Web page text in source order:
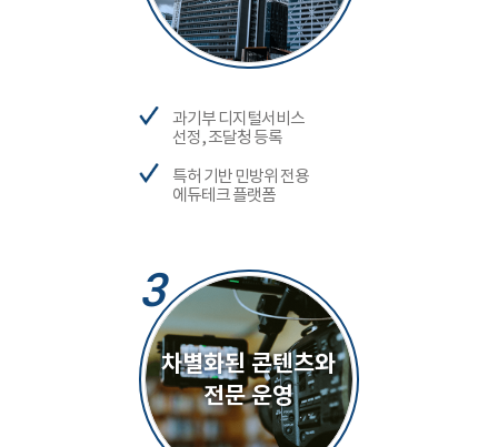
과기부 디지털서비스
선정, 조달청 등록
특허 기반 민방위 전용
에듀테크 플랫폼
3
차별화된 콘텐츠와
전문 운영